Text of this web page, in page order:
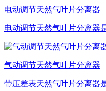
电动调节天然气叶片分离器
电动调节天然气叶片分离器
气动调节天然气叶片分离器
带压差表天然气叶片分离器